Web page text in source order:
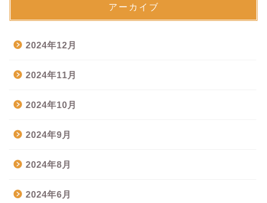
アーカイブ
2024年12月
2024年11月
2024年10月
2024年9月
2024年8月
2024年6月